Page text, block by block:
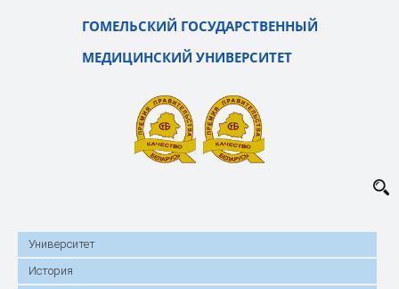
ГОМЕЛЬСКИЙ ГОСУДАРСТВЕННЫЙ
МЕДИЦИНСКИЙ УНИВЕРСИТЕТ
Университет
История